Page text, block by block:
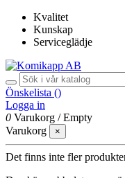
Kvalitet
Kunskap
Serviceglädje
Önskelista ()
Logga in
0 Varukorg /Empty
Varukorg
×
Det finns inte fler